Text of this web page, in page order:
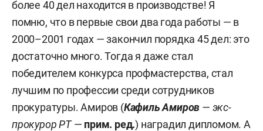
более 40 дел находится в производстве! Я
помню, что в первые свои два года работы — в
2000–2001 годах — закончил порядка 45 дел: это
достаточно много. Тогда я даже стал
победителем конкурса профмастерства, стал
лучшим по профессии среди сотрудников
прокуратуры. Амиров (Кафиль Амиров — экс-
прокурор РТ— прим. ред.) наградил дипломом. А